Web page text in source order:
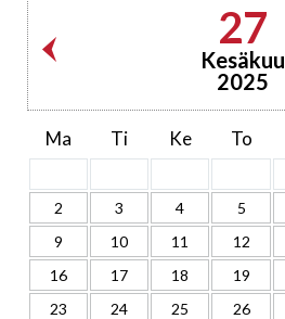
27
Kesäkuu
2025
Ma Ti Ke To
2
3 4 5
9
10 11 12
16
17 18 19
23
24 25 26